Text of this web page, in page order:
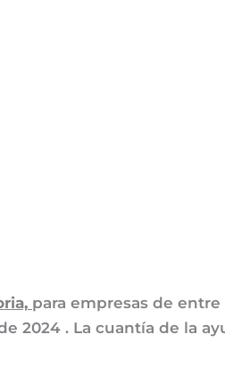
para empresas de entre
2024 . La cuantía de la